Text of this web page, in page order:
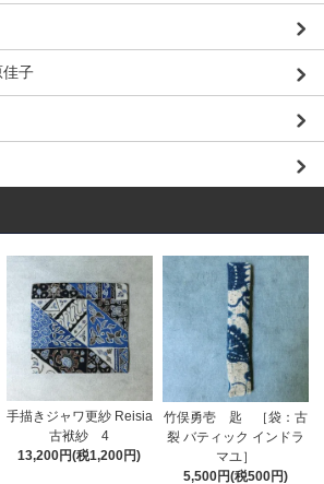
子
手描きジャワ更紗 Reisia
古袱紗 4
13,200円(税1,200円)
竹俣勇壱 匙 ［袋：古
裂 バティック インドラ
マユ］
5,500円(税500円)